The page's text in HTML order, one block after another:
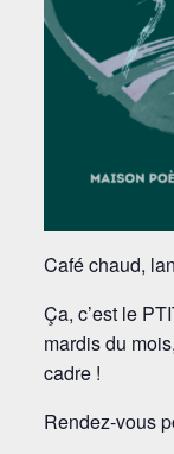
Café chaud,
Ça, c’est le
mardis du
cadre !
Rendez-vous